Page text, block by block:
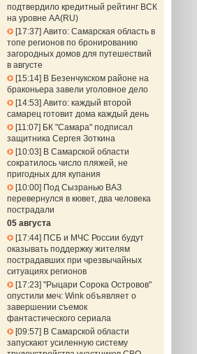
подтвердило кредитный рейтинг ВСК
на уровне АА(RU)
17:37 Авито: Самарская область в
топе регионов по бронированию
загородных домов для путешествий
в августе
15:14 В Безенчукском районе на
браконьера завели уголовное дело
14:53 Авито: каждый второй
самарец готовит дома каждый день
11:07
БК "Самара" подписал
защитника Сергея Зоткина
10:03
В Самарской области
сократилось число пляжей, не
пригодных для купания
10:00 Под Сызранью ВАЗ
перевернулся в кювет, два человека
пострадали
05 августа
17:44 ПСБ и МЧС России будут
оказывать поддержку жителям
пострадавших при чрезвычайных
ситуациях регионов
17:23 "Рыцари Сорока Островов"
опустили меч: Wink объявляет о
завершении съемок
фантастического сериала
09:57
В Самарской области
запускают усиленную систему